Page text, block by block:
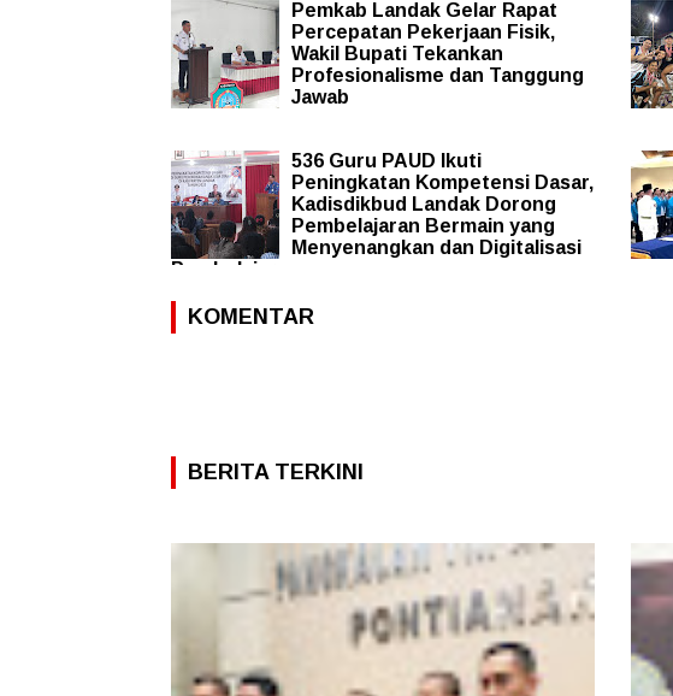
Pemkab Landak Gelar Rapat
Percepatan Pekerjaan Fisik,
Wakil Bupati Tekankan
Profesionalisme dan Tanggung
Jawab
536 Guru PAUD Ikuti
Peningkatan Kompetensi Dasar,
Kadisdikbud Landak Dorong
Pembelajaran Bermain yang
Menyenangkan dan Digitalisasi
Pembelajaran
KOMENTAR
BERITA TERKINI